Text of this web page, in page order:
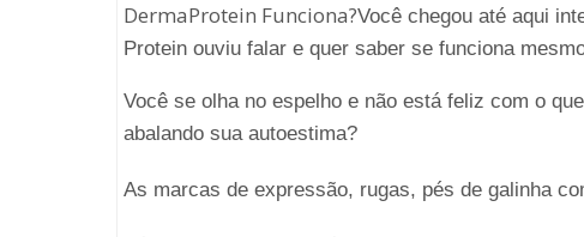
DermaProtein Funciona?Você chegou até aqui
Protein ouviu falar e quer saber se funciona
Você se olha no espelho e não está feliz com o
abalando sua autoestima?
As marcas de expressão, rugas, pés de galinha